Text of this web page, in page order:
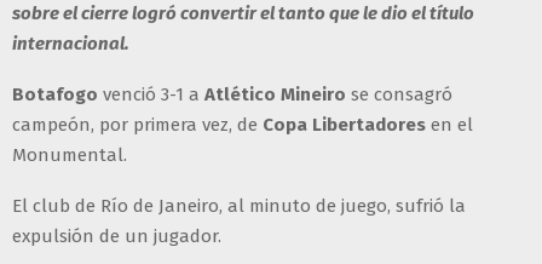
sobre el cierre logró convertir el tanto que le dio el título
internacional.
Botafogo venció 3-1 a Atlético Mineiro se consagró
campeón, por primera vez, de Copa Libertadores en el
Monumental.
El club de Río de Janeiro, al minuto de juego, sufrió la
expulsión de un jugador.